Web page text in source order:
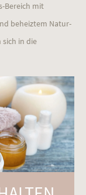
Bereich mit
beheiztem Natur-
sich in die